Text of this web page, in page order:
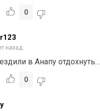
0
назад
в Анапу отдохнуть…
0